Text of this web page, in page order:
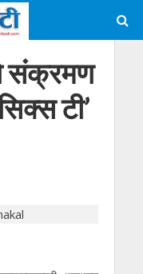
संक्रमण
टी’